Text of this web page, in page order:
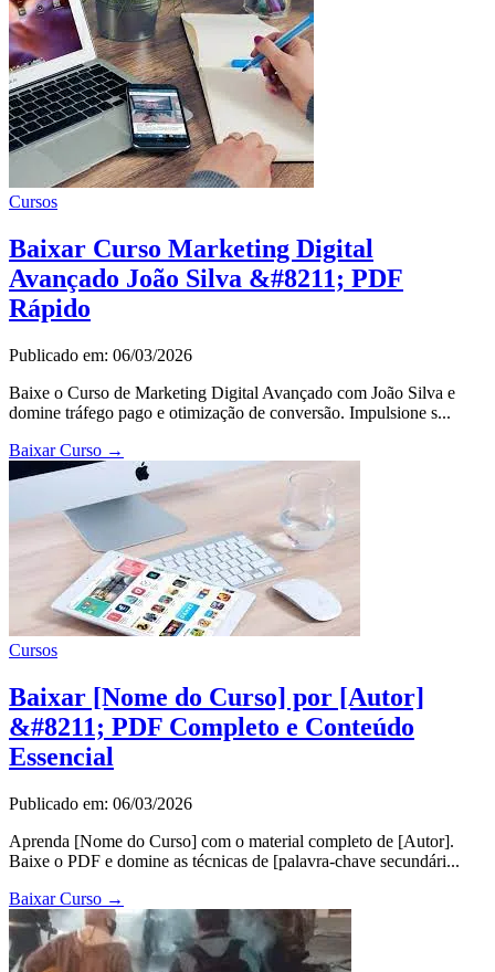
Cursos
Baixar Curso Marketing Digital
Avançado João Silva &#8211; PDF
Rápido
Publicado em: 06/03/2026
Baixe o Curso de Marketing Digital Avançado com João Silva e
domine tráfego pago e otimização de conversão. Impulsione s...
Baixar Curso →
Cursos
Baixar [Nome do Curso] por [Autor]
&#8211; PDF Completo e Conteúdo
Essencial
Publicado em: 06/03/2026
Aprenda [Nome do Curso] com o material completo de [Autor].
Baixe o PDF e domine as técnicas de [palavra-chave secundári...
Baixar Curso →